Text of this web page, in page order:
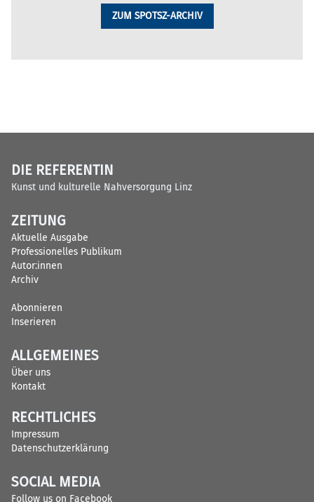
ZUM SPOTSZ-ARCHIV
DIE REFERENTIN
Kunst und kulturelle Nahversorgung Linz
ZEITUNG
Aktuelle Ausgabe
Professionelles Publikum
Autor:innen
Archiv
Abonnieren
Inserieren
ALLGEMEINES
Über uns
Kontakt
RECHTLICHES
Impressum
Datenschutzerklärung
SOCIAL MEDIA
Follow us on Facebook